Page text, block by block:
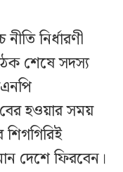
নির্ধারণী
শেষে সদস্য
হওয়ার সময়
দেশে ফিরবেন।